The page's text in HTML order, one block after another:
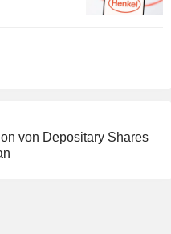
von Depositary Shares